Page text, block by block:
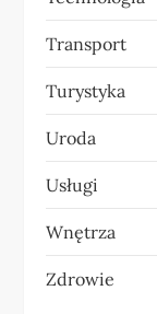
Transport
Turystyka
Uroda
Usługi
Wnętrza
Zdrowie